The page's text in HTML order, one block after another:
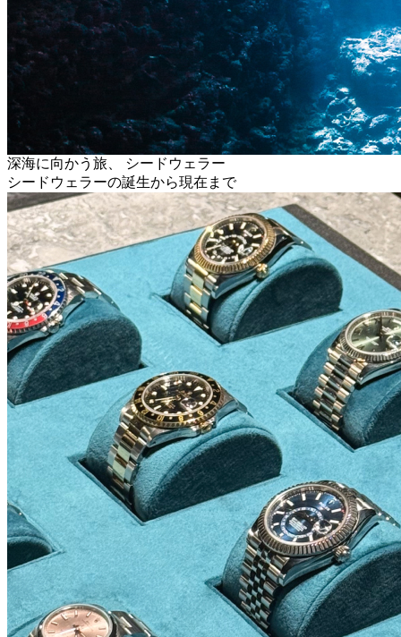
深海に向かう旅、 シードウェラー
シードウェラーの誕生から現在まで